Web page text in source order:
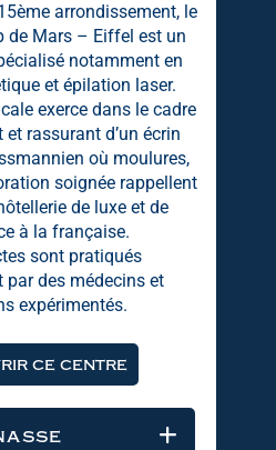
arrondissement, le
de Mars – Eiffel est un
notamment en
et épilation laser.
exerce dans le cadre
rassurant d’un écrin
où moulures,
soignée rappellent
de luxe et de
à la française.
sont pratiqués
par des médecins et
expérimentés.
ce centre